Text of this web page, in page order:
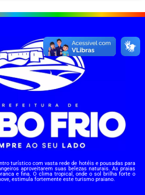
turístico com vasta rede de hotéis e pousadas para
aproveitarem suas belezas naturais. As praias
e fina. O clima tropical, onde o sol brilha forte o
estimula fortemente este turismo praiano.